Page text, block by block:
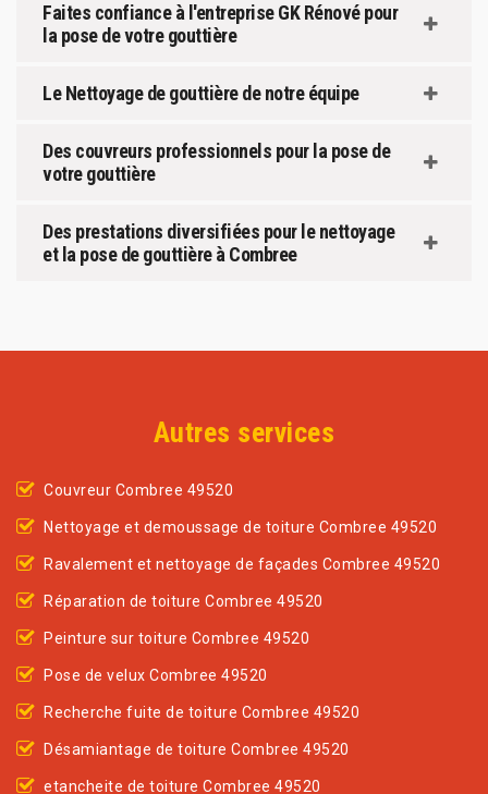
Faites confiance à l'entreprise GK Rénové pour
la pose de votre gouttière
Le Nettoyage de gouttière de notre équipe
Des couvreurs professionnels pour la pose de
votre gouttière
Des prestations diversifiées pour le nettoyage
et la pose de gouttière à Combree
Autres services
Couvreur Combree 49520
Nettoyage et demoussage de toiture Combree 49520
Ravalement et nettoyage de façades Combree 49520
Réparation de toiture Combree 49520
Peinture sur toiture Combree 49520
Pose de velux Combree 49520
Recherche fuite de toiture Combree 49520
Désamiantage de toiture Combree 49520
etancheite de toiture Combree 49520